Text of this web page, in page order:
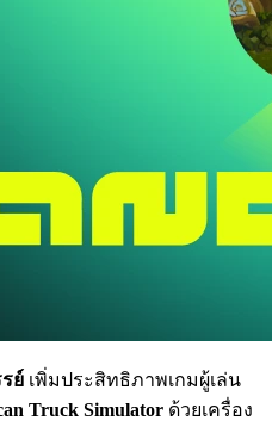
ย์ เพิ่มประสิทธิภาพเกมผู้เล่น
Truck Simulator ด้วยเครื่อง